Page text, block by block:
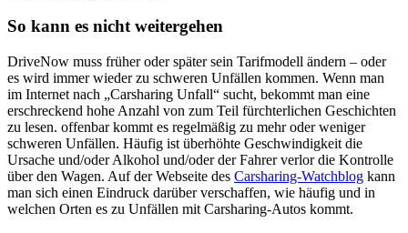
So kann es nicht weitergehen
DriveNow muss früher oder später sein Tarifmodell ändern – oder
es wird immer wieder zu schweren Unfällen kommen. Wenn man
im Internet nach „Carsharing Unfall“ sucht, bekommt man eine
erschreckend hohe Anzahl von zum Teil fürchterlichen Geschichten
zu lesen. offenbar kommt es regelmäßig zu mehr oder weniger
schweren Unfällen. Häufig ist überhöhte Geschwindigkeit die
Ursache und/oder Alkohol und/oder der Fahrer verlor die Kontrolle
über den Wagen. Auf der Webseite des Carsharing-Watchblog kann
man sich einen Eindruck darüber verschaffen, wie häufig und in
welchen Orten es zu Unfällen mit Carsharing-Autos kommt.